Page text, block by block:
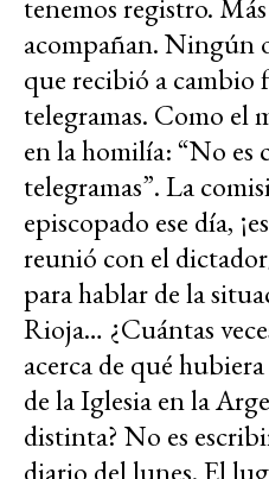
tenemos registro.
acompañan. Ningún
que recibió a cambio
telegramas. Como el
en la homilía: “No es
telegramas”. La
episcopado ese día,
reunió con el
para hablar de la
Rioja… ¿Cuántas
acerca de qué
de la Iglesia en la
distinta? No es
diario del lunes. El